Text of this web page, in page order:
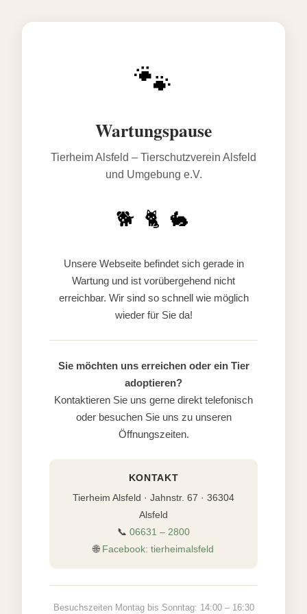
🐾
Wartungspause
Tierheim Alsfeld – Tierschutzverein Alsfeld
und Umgebung e.V.
🐕 🐈 🐇
Unsere Webseite befindet sich gerade in
Wartung und ist vorübergehend nicht
erreichbar. Wir sind so schnell wie möglich
wieder für Sie da!
Sie möchten uns erreichen oder ein Tier
adoptieren?
Kontaktieren Sie uns gerne direkt telefonisch
oder besuchen Sie uns zu unseren
Öffnungszeiten.
KONTAKT
Tierheim Alsfeld · Jahnstr. 67 · 36304
Alsfeld
📞 06631 – 2800
🌐 Facebook: tierheimalsfeld
Besuchszeiten Montag bis Sonntag: 14:00 – 16:30